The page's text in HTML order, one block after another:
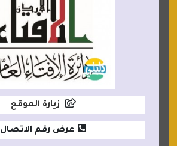
زيارة الموقع
عرض رقم الاتصال